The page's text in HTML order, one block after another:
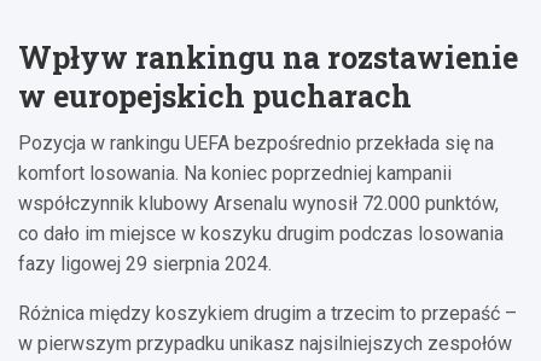
Wpływ rankingu na rozstawienie
w europejskich pucharach
Pozycja w rankingu UEFA bezpośrednio przekłada się na
komfort losowania. Na koniec poprzedniej kampanii
współczynnik klubowy Arsenalu wynosił 72.000 punktów,
co dało im miejsce w koszyku drugim podczas losowania
fazy ligowej 29 sierpnia 2024.
Różnica między koszykiem drugim a trzecim to przepaść –
w pierwszym przypadku unikasz najsilniejszych zespołów